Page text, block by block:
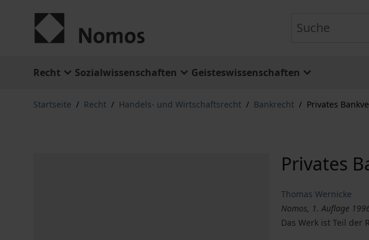
Recht Sozialwissenschaften Geisteswissenschaften
Startseite / Recht / Handels- und Wirtschaftsrecht / Bankrecht / Privates
Privates
Thomas Wernicke
Nomos, 1. Auflage
Das Werk ist Teil der